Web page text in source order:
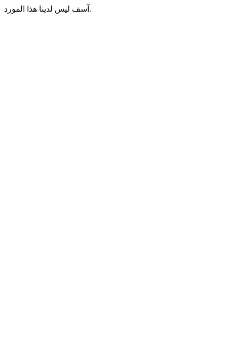
آسف ليس لدينا هذا المورد.